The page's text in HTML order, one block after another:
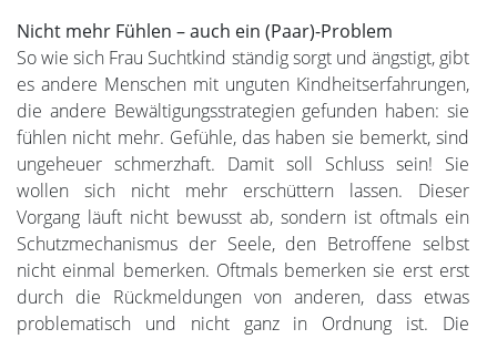
Nicht mehr Fühlen – auch ein (Paar)-Problem
So wie sich Frau Suchtkind ständig sorgt und ängstigt, gibt
es andere Menschen mit unguten Kindheitserfahrungen,
die andere Bewältigungsstrategien gefunden haben: sie
fühlen nicht mehr. Gefühle, das haben sie bemerkt, sind
ungeheuer schmerzhaft. Damit soll Schluss sein! Sie
wollen sich nicht mehr erschüttern lassen. Dieser
Vorgang läuft nicht bewusst ab, sondern ist oftmals ein
Schutzmechanismus der Seele, den Betroffene selbst
nicht einmal bemerken. Oftmals bemerken sie erst erst
durch die Rückmeldungen von anderen, dass etwas
problematisch und nicht ganz in Ordnung ist. Die